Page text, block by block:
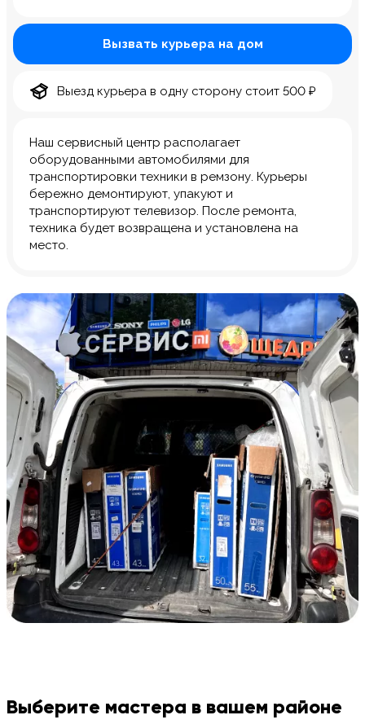
Наш сервисный центр располагает
оборудованными автомобилями для
транспортировки техники в ремзону. Курьеры
бережно демонтируют, упакуют и
транспортируют телевизор. После ремонта,
техника будет возвращена и установлена на
место.
Вызвать курьера на дом
Выезд курьера в одну сторону стоит 500 ₽
Выберите мастера в вашем районе